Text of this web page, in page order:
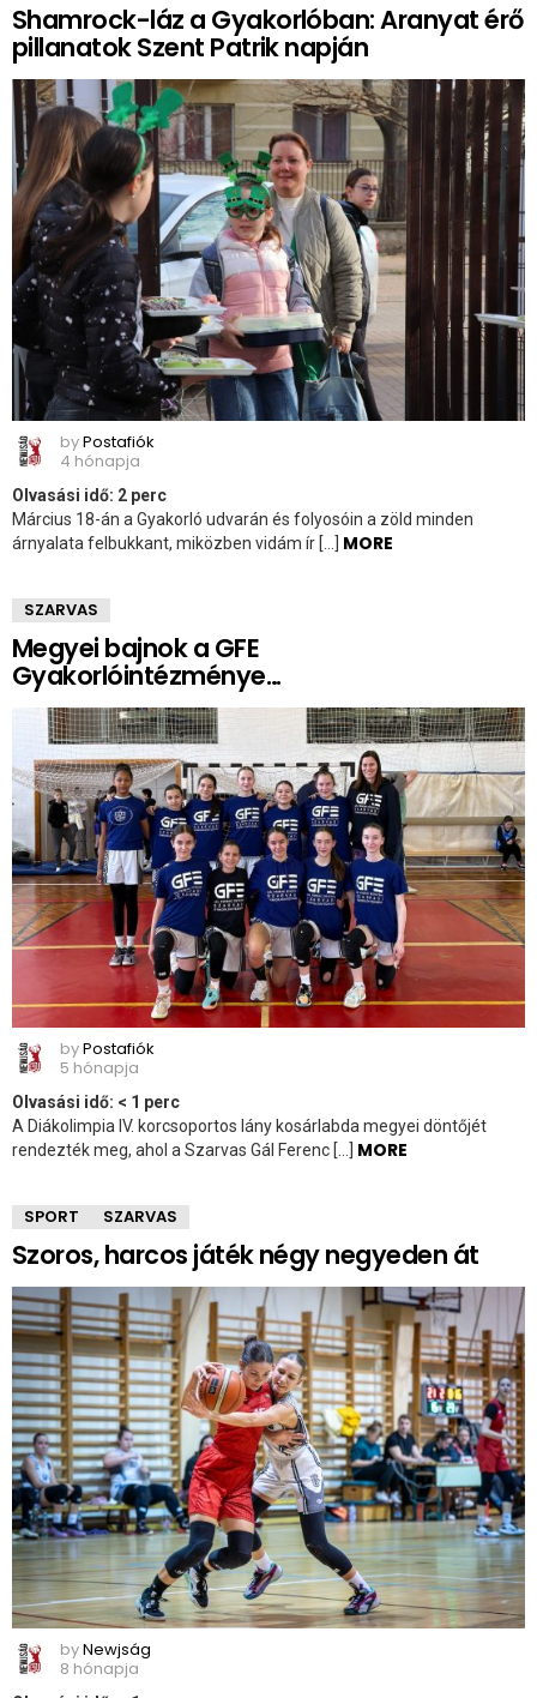
Shamrock-láz a Gyakorlóban: Aranyat érő
pillanatok Szent Patrik napján
byPostafiók
4 hónapja
Olvasási idő: 2 perc
Március 18-án a Gyakorló udvarán és folyosóin a zöld minden
árnyalata felbukkant, miközben vidám ír […] MORE
SZARVAS
Megyei bajnok a GFE
Gyakorlóintézménye…
byPostafiók
5 hónapja
Olvasási idő: < 1 perc
A Diákolimpia IV. korcsoportos lány kosárlabda megyei döntőjét
rendezték meg, ahol a Szarvas Gál Ferenc […] MORE
SPORT SZARVAS
Szoros, harcos játék négy negyeden át
byNewjság
8 hónapja